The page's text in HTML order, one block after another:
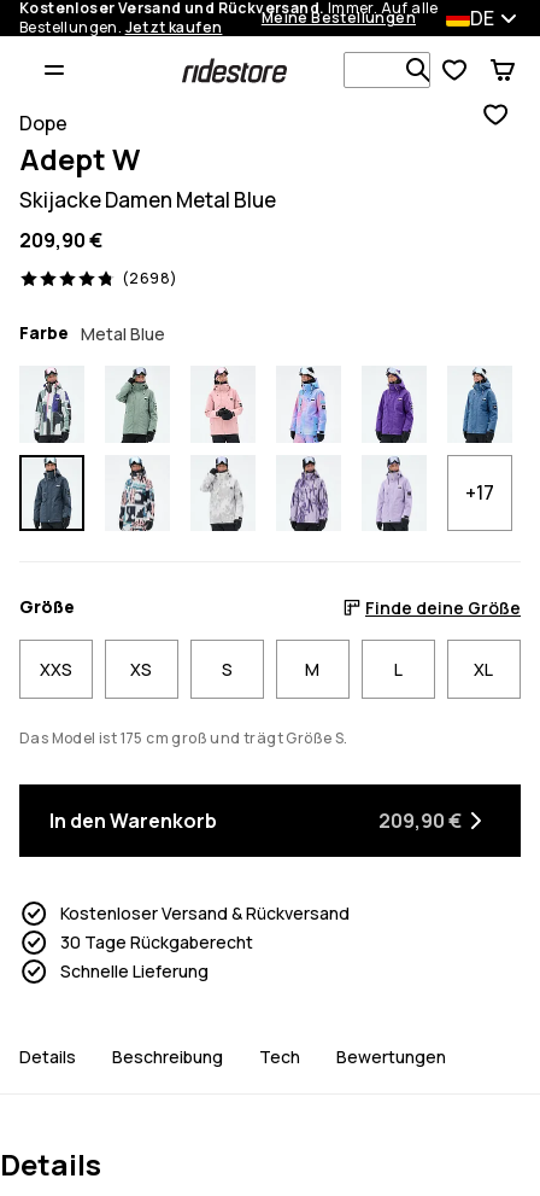
Kostenloser Versand und Rückversand. Immer. Auf alle
Bestellungen. Jetzt kaufen Meine Bestellungen DE
Dope
Adept W
Skijacke Damen Metal Blue
209,90 €
(2698)
2698 Reviews, 4.8/5
Farbe Metal Blue
+17
Größe Finde deine Größe
XXS XS S M L XL
Das Model ist 175 cm groß und trägt Größe S.
In den Warenkorb 209,90 €
Kostenloser Versand & Rückversand
30 Tage Rückgaberecht
Schnelle Lieferung
Details Beschreibung Tech Bewertungen
Details